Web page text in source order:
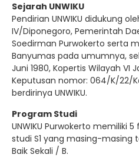
Sejarah UNWIKU
Pendirian UNWIKU didukung
IV/Diponegoro, Pemerintah
Soedirman Purwokerto serta
Banyumas pada umumnya,
Juni 1980, Kopertis Wilayah VI
Keputusan nomor: 064/K/22/
berdirinya UNWIKU.
Program Studi
UNWIKU Purwokerto memiliki
studi S1 yang masing-masing
Baik Sekali / B.